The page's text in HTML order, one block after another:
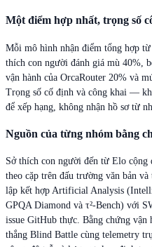
Một điểm hợp nhất, trọng số
Mỗi mô hình nhận điểm tổng hợp
thích con người đánh giá mù 40%,
vận hành của OrcaRouter 20% và
Trọng số cố định và công khai —
để xếp hạng, không nhận hồ sơ từ
Nguồn của từng nhóm bằng
Sở thích con người đến từ Elo
theo cặp trên đấu trường văn bản
lập kết hợp Artificial Analysis
GPQA Diamond và τ²-Bench) với
issue GitHub thực. Bằng chứng vận
thắng Blind Battle cùng telemetry